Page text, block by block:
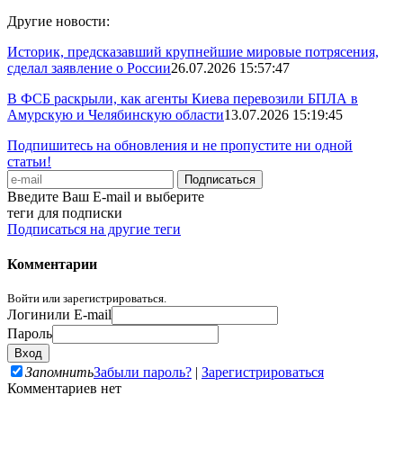
Другие новости:
Историк, предсказавший крупнейшие мировые потрясения,
сделал заявление о России26.07.2026 15:57:47
В ФСБ раскрыли, как агенты Киева перевозили БПЛА в
Амурскую и Челябинскую области13.07.2026 15:19:45
Подпишитесь на обновления и не пропустите ни одной
статьи!
Введите Ваш E-mail и выберите
теги для подписки
Подписаться на другие теги
Комментарии
Войти или зарегистрироваться.
Логинили E-mail
Пароль
ЗапомнитьЗабыли пароль? | Зарегистрироваться
Комментариев нет